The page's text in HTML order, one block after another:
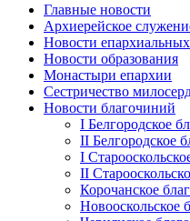
Главные новости
Архиерейское
Новости
Новости образования
Монастыри епархии
Сестричество
Новости благочиний
I Белгородское
II Белгородское
I
II
Корочанское
Новооскольское